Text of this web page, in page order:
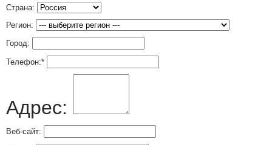
Страна:
Регион:
Город:
Телефон:*
Адрес:
Веб-сайт: